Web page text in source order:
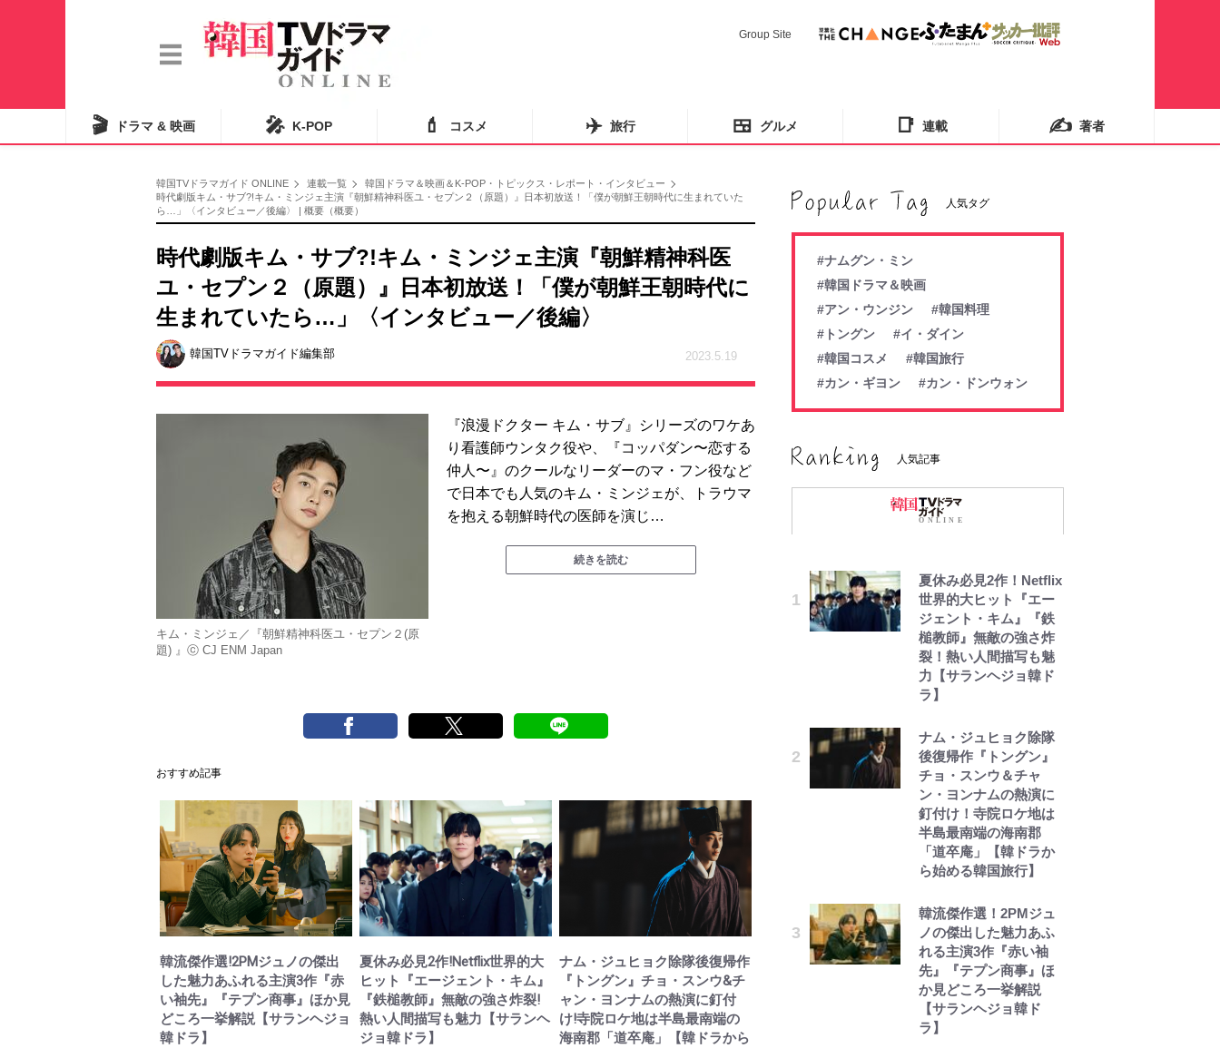
Group Site
🎬 ドラマ & 映画 🎤 K-POP 💄 コスメ ✈️ 旅行 🍱 グルメ 📑 連載 ✍️ 著者
韓国TVドラマガイド ONLINE 連載一覧
韓国ドラマ＆映画＆K-POP・トピックス・レポート・インタビュー
時代劇版キム・サブ?!キム・ミンジェ主演『朝鮮精神科医ユ・セプン２（原題）』日本初放送！「僕が朝鮮王朝時代に生まれていた
ら…」〈インタビュー／後編〉 | 概要（概要）
時代劇版キム・サブ?!キム・ミンジェ主演『朝鮮精神科医
ユ・セプン２（原題）』日本初放送！「僕が朝鮮王朝時代に
生まれていたら…」〈インタビュー／後編〉
韓国TVドラマガイド編集部 2023.5.19
キム・ミンジェ／『朝鮮精神科医ユ・セプン２(原
題) 』ⓒ CJ ENM Japan
『浪漫ドクター キム・サブ』シリーズのワケあ
り看護師ウンタク役や、『コッパダン〜恋する
仲人〜』のクールなリーダーのマ・フン役など
で日本でも人気のキム・ミンジェが、トラウマ
を抱える朝鮮時代の医師を演じ…
続きを読む
おすすめ記事
韓流傑作選!2PMジュノの傑出
した魅力あふれる主演3作『赤
い袖先』『テプン商事』ほか見
どころ一挙解説【サランヘジョ
韓ドラ】
夏休み必見2作!Netflix世界的大
ヒット『エージェント・キム』
『鉄槌教師』無敵の強さ炸裂!
熱い人間描写も魅力【サランヘ
ジョ韓ドラ】
ナム・ジュヒョク除隊後復帰作
『トングン』チョ・スンウ&チ
ャン・ヨンナムの熱演に釘付
け!寺院ロケ地は半島最南端の
海南郡「道卒庵」【韓ドラから
人気タグ
#ナムグン・ミン
#韓国ドラマ＆映画
#アン・ウンジン
#韓国料理
#トングン
#イ・ダイン
#韓国コスメ
#韓国旅行
#カン・ギヨン
#カン・ドンウォン
人気記事
夏休み必見2作！Netflix
世界的大ヒット『エー
ジェント・キム』『鉄
槌教師』無敵の強さ炸
裂！熱い人間描写も魅
力【サランヘジョ韓ド
ラ】
ナム・ジュヒョク除隊
後復帰作『トングン』
チョ・スンウ＆チャ
ン・ヨンナムの熱演に
釘付け！寺院ロケ地は
半島最南端の海南郡
「道卒庵」【韓ドラか
ら始める韓国旅行】
韓流傑作選！2PMジュ
ノの傑出した魅力あふ
れる主演3作『赤い袖
先』『テプン商事』ほ
か見どころ一挙解説
【サランヘジョ韓ド
ラ】